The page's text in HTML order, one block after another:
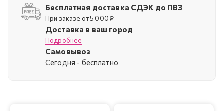
Бесплатная доставка СДЭК до ПВЗ
При заказе от 5 000 ₽
Доставка в ваш город
Подробнее
Самовывоз
Cегодня - бесплатно